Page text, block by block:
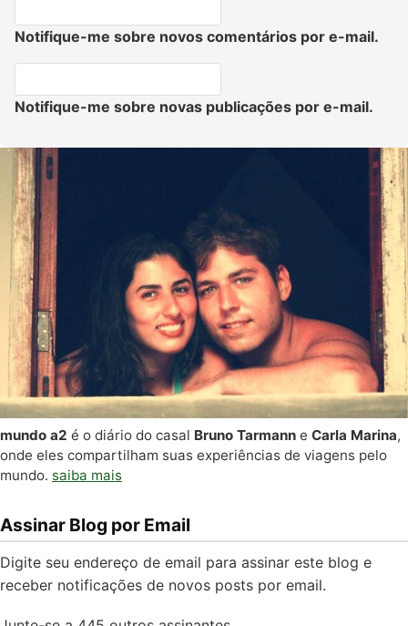
Notifique-me sobre novos comentários por e-mail.
Notifique-me sobre novas publicações por e-mail.
mundo a2 é o diário do casal Bruno Tarmann e Carla Marina,
onde eles compartilham suas experiências de viagens pelo
mundo. saiba mais
Assinar Blog por Email
Digite seu endereço de email para assinar este blog e
receber notificações de novos posts por email.